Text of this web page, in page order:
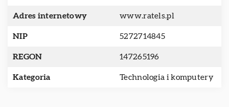
Adres internetowy www.ratels.pl
NIP 5272714845
REGON 147265196
Kategoria Technologia i komputery